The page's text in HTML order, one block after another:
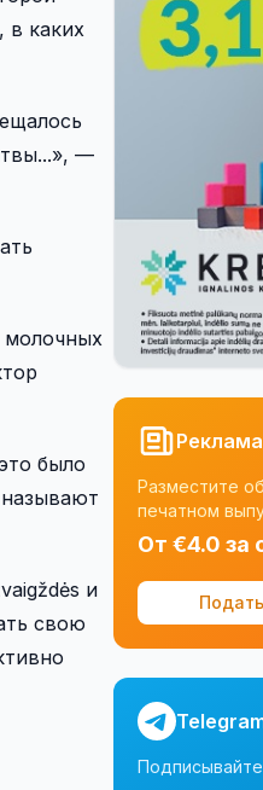
в каких
—
молочных
было
и
свою
Разместите
печатном
От €4.0 за